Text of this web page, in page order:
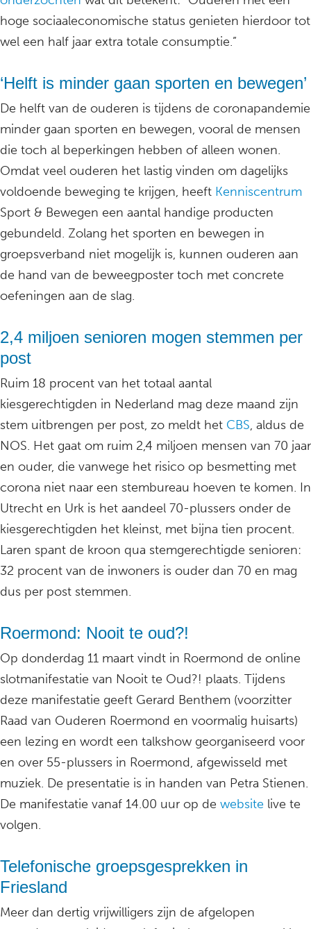
hoge sociaaleconomische status genieten hierdoor tot
wel een half jaar extra totale consumptie.”
‘Helft is minder gaan sporten en bewegen’
De helft van de ouderen is tijdens de coronapandemie
minder gaan sporten en bewegen, vooral de mensen
die toch al beperkingen hebben of alleen wonen.
Omdat veel ouderen het lastig vinden om dagelijks
voldoende beweging te krijgen, heeft Kenniscentrum
Sport & Bewegen een aantal handige producten
gebundeld. Zolang het sporten en bewegen in
groepsverband niet mogelijk is, kunnen ouderen aan
de hand van de beweegposter toch met concrete
oefeningen aan de slag.
2,4 miljoen senioren mogen stemmen per
post
Ruim 18 procent van het totaal aantal
kiesgerechtigden in Nederland mag deze maand zijn
stem uitbrengen per post, zo meldt het CBS, aldus de
NOS. Het gaat om ruim 2,4 miljoen mensen van 70 jaar
en ouder, die vanwege het risico op besmetting met
corona niet naar een stembureau hoeven te komen. In
Utrecht en Urk is het aandeel 70-plussers onder de
kiesgerechtigden het kleinst, met bijna tien procent.
Laren spant de kroon qua stemgerechtigde senioren:
32 procent van de inwoners is ouder dan 70 en mag
dus per post stemmen.
Roermond: Nooit te oud?!
Op donderdag 11 maart vindt in Roermond de online
slotmanifestatie van Nooit te Oud?! plaats. Tijdens
deze manifestatie geeft Gerard Benthem (voorzitter
Raad van Ouderen Roermond en voormalig huisarts)
een lezing en wordt een talkshow georganiseerd voor
en over 55-plussers in Roermond, afgewisseld met
muziek. De presentatie is in handen van Petra Stienen.
De manifestatie vanaf 14.00 uur op de website live te
volgen.
Telefonische groepsgesprekken in
Friesland
Meer dan dertig vrijwilligers zijn de afgelopen